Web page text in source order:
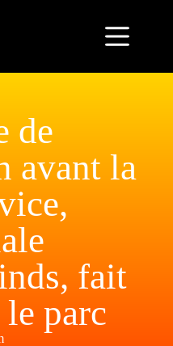
de
avant la
fait
parc